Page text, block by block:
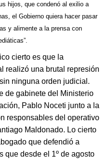
hijos, que condenó al exilio a
el Gobierno quiera hacer pasar
y alimente a la prensa con
cierto es que la
realizó una brutal represión
ninguna orden judicial.
de gabinete del Ministerio
Pablo Noceti junto a la
responsables del operativo
Maldonado. Lo cierto
que defendió a
que desde el 1º de agosto